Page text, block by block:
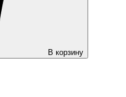
В корзину